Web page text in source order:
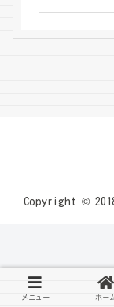
Copyright ©
メニュー ホー